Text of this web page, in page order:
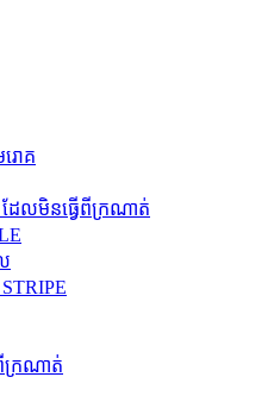
រោគ
ដែលមិនធ្វើពីក្រណាត់
ក្រណាត់